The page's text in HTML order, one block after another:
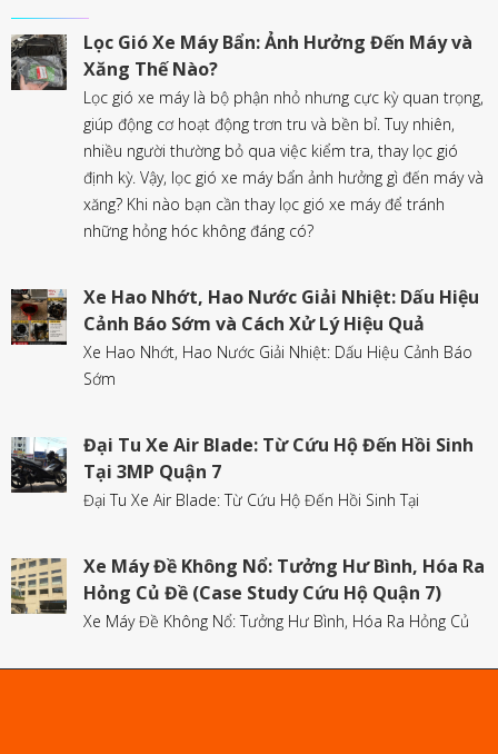
Lọc Gió Xe Máy Bẩn: Ảnh Hưởng Đến Máy và
Xăng Thế Nào?
Lọc gió xe máy là bộ phận nhỏ nhưng cực kỳ quan trọng,
giúp động cơ hoạt động trơn tru và bền bỉ. Tuy nhiên,
nhiều người thường bỏ qua việc kiểm tra, thay lọc gió
định kỳ. Vậy, lọc gió xe máy bẩn ảnh hưởng gì đến máy và
xăng? Khi nào bạn cần thay lọc gió xe máy để tránh
những hỏng hóc không đáng có?
Xe Hao Nhớt, Hao Nước Giải Nhiệt: Dấu Hiệu
Cảnh Báo Sớm và Cách Xử Lý Hiệu Quả
Xe Hao Nhớt, Hao Nước Giải Nhiệt: Dấu Hiệu Cảnh Báo
Sớm
Đại Tu Xe Air Blade: Từ Cứu Hộ Đến Hồi Sinh
Tại 3MP Quận 7
Đại Tu Xe Air Blade: Từ Cứu Hộ Đến Hồi Sinh Tại
Xe Máy Đề Không Nổ: Tưởng Hư Bình, Hóa Ra
Hỏng Củ Đề (Case Study Cứu Hộ Quận 7)
Xe Máy Đề Không Nổ: Tưởng Hư Bình, Hóa Ra Hỏng Củ